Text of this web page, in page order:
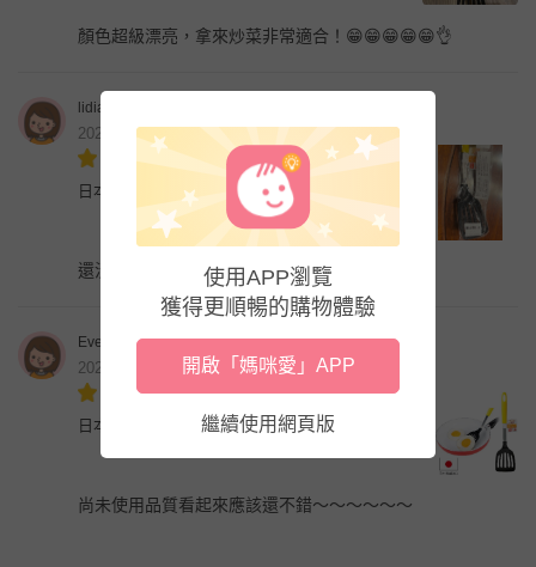
顏色超級漂亮，拿來炒菜非常適合！😁😁😁😁😁👌
lidia奶奶
2021年5月
日本製耐熱不沾鍋專用煎鏟 (黃) FVS-204
還沒開始用耶！是準備起來替換的備品。
Eve
2021年2月
日本製耐熱不沾鍋專用煎鏟 (黃) FVS-204
尚未使用品質看起來應該還不錯～～～～～～
使用APP瀏覽
獲得更順暢的購物體驗
開啟「媽咪愛」APP
繼續使用網頁版